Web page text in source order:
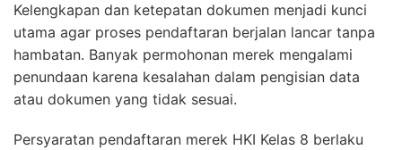
Kelengkapan dan ketepatan dokumen menjadi kunci
utama agar proses pendaftaran berjalan lancar tanpa
hambatan. Banyak permohonan merek mengalami
penundaan karena kesalahan dalam pengisian data
atau dokumen yang tidak sesuai.
Persyaratan pendaftaran merek HKI Kelas 8 berlaku